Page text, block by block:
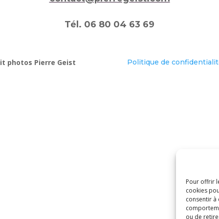
Pour offrir
cookies
consentir à
ou de
Tél. 06 80 04 63 69
photos Pierre Geist Politique de